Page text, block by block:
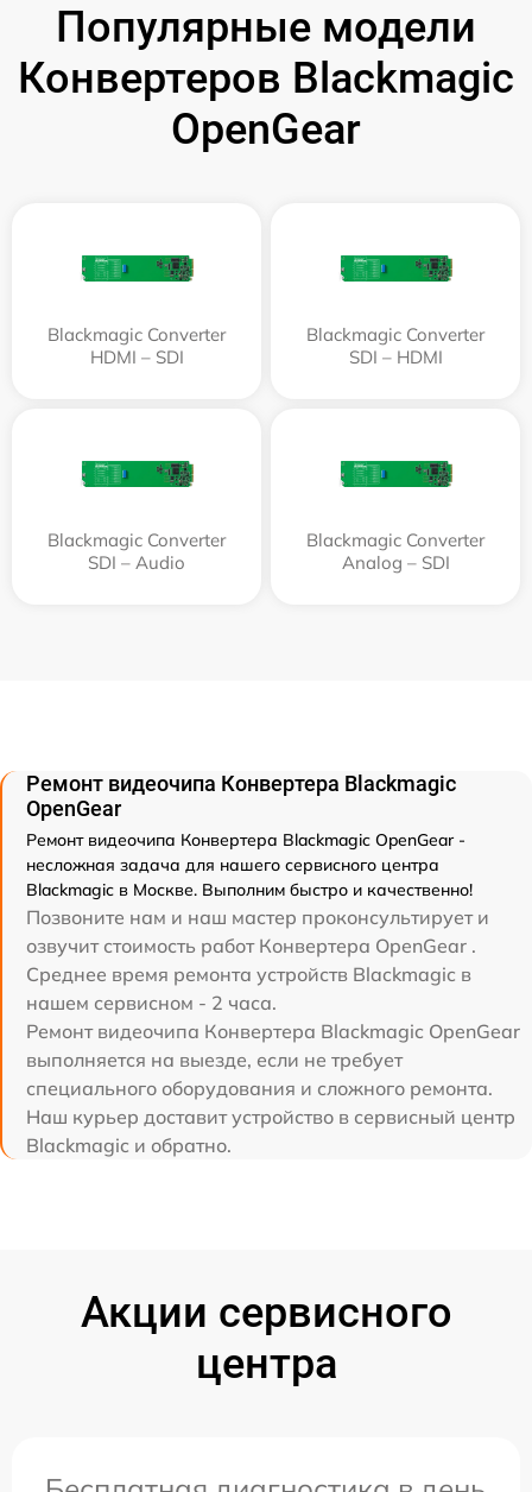
Популярные модели
Конвертеров Blackmagic
OpenGear
Blackmagic Converter
HDMI – SDI
Blackmagic Converter
SDI – HDMI
Blackmagic Converter
SDI – Audio
Blackmagic Converter
Analog – SDI
Ремонт видеочипа Конвертера Blackmagic
OpenGear
Ремонт видеочипа Конвертера Blackmagic OpenGear -
несложная задача для нашего сервисного центра
Blackmagic в Москве. Выполним быстро и качественно!
Позвоните нам и наш мастер проконсультирует и
озвучит стоимость работ Конвертера OpenGear .
Среднее время ремонта устройств Blackmagic в
нашем сервисном - 2 часа.
Ремонт видеочипа Конвертера Blackmagic OpenGear
выполняется на выезде, если не требует
специального оборудования и сложного ремонта.
Наш курьер доставит устройство в сервисный центр
Blackmagic и обратно.
Акции сервисного
центра